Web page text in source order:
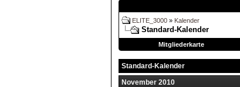
ELITE_3000 » Kalender
Standard-Kalender
Mitgliederkarte
Standard-Kalender
November 2010